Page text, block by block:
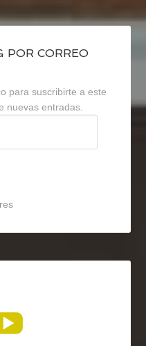
POR CORREO
para suscribirte a este
nuevas entradas.